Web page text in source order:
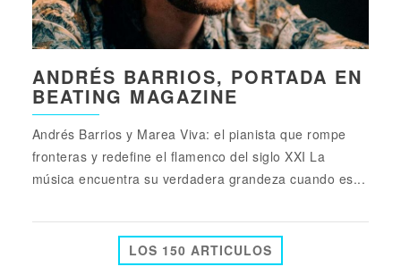
ANDRÉS BARRIOS, PORTADA EN
BEATING MAGAZINE
Andrés Barrios y Marea Viva: el pianista que rompe
fronteras y redefine el flamenco del siglo XXI La
música encuentra su verdadera grandeza cuando es...
LOS 150 ARTICULOS